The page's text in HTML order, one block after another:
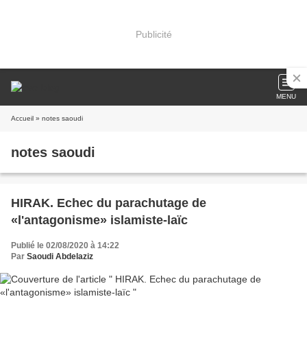
Publicité
MENU
Accueil » notes saoudi
notes saoudi
HIRAK. Echec du parachutage de
«l'antagonisme» islamiste-laïc
Publié le 02/08/2020 à 14:22
Par Saoudi Abdelaziz